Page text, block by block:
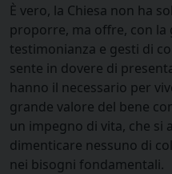
È vero, la Chiesa non ha
proporre, ma offre, con la
testimonianza e gesti di
sente in dovere di
hanno il necessario per
grande valore del bene
un impegno di vita, che si
dimenticare nessuno di
nei bisogni fondamentali.